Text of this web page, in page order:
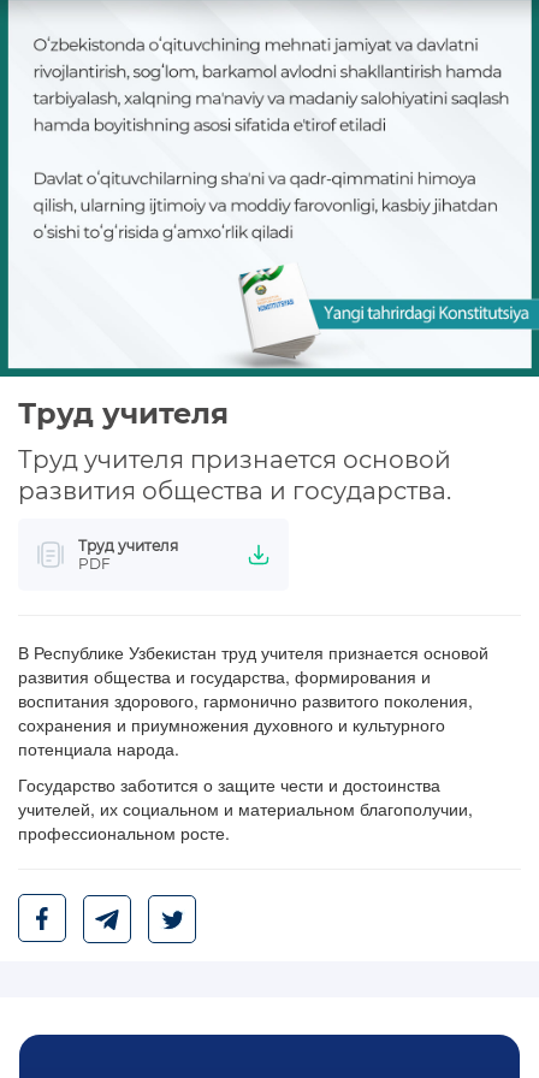
СЛОВАРЬ КОНСТИТУЦИОННЫХ ТЕРМИНОВ
ИЗУЧАЕМ КОНСТИТУЦИЮ
ПОЛИТИКА КОНФИДЕНЦИАЛЬНОСТИ
Труд учителя
Труд учителя признается основой
развития общества и государства.
Труд учителя
PDF
В Республике Узбекистан труд учителя признается основой
развития общества и государства, формирования и
воспитания здорового, гармонично развитого поколения,
сохранения и приумножения духовного и культурного
потенциала народа.
Государство заботится о защите чести и достоинства
учителей, их социальном и материальном благополучии,
профессиональном росте.